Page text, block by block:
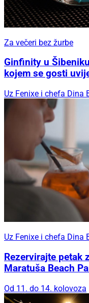
Za večeri bez žurbe
Ginfinity u
kojem se gosti
Uz Fenixe i chefa Dina
Uz Fenixe i chefa Dina
Rezervirajte petak
Maratuša Beach
Od 11. do 14. kolovoza